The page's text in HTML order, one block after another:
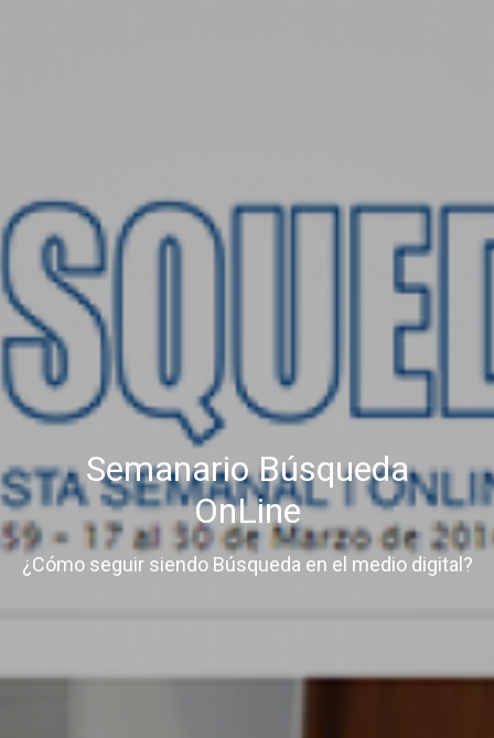
Semanario Búsqueda
OnLine
¿Cómo seguir siendo Búsqueda en el medio digital?